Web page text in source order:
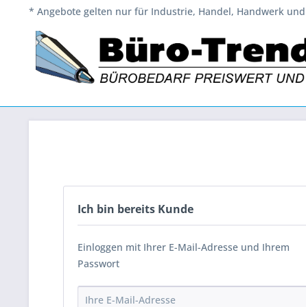
* Angebote gelten nur für Industrie, Handel, Handwerk
Ich bin bereits Kunde
Einloggen mit Ihrer E-Mail-Adresse und Ihrem
Passwort